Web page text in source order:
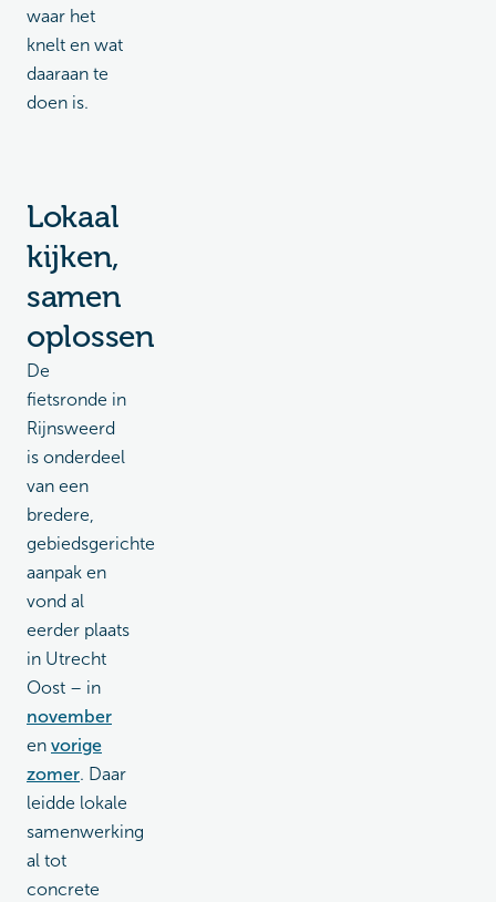
waar het
knelt en wat
daaraan te
doen is.
Lokaal
kijken,
samen
oplossen
De
fietsronde in
Rijnsweerd
is onderdeel
van een
bredere,
gebiedsgerichte
aanpak en
vond al
eerder plaats
in Utrecht
Oost – in
november
en vorige
zomer. Daar
leidde lokale
samenwerking
al tot
concrete